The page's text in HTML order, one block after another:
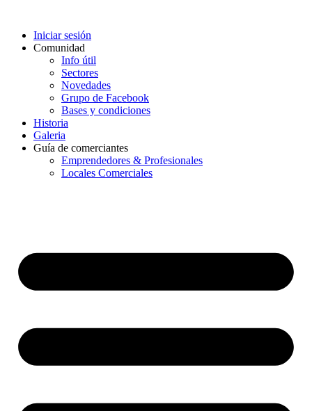
Iniciar sesión
Comunidad
Info útil
Sectores
Novedades
Grupo de Facebook
Bases y condiciones
Historia
Galeria
Guía de comerciantes
Emprendedores & Profesionales
Locales Comerciales